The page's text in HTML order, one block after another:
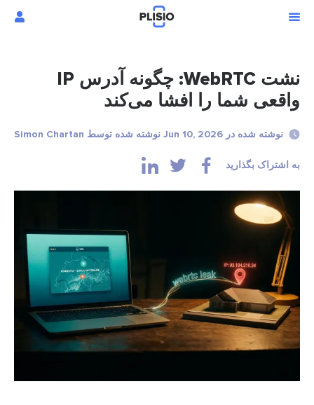
نشت WebRTC: چگونه آدرس IP
واقعی شما را افشا می‌کند
نوشته شده در Jun 10, 2026 نوشته شده توسط Simon Chartan
به اشتراک بگذارید